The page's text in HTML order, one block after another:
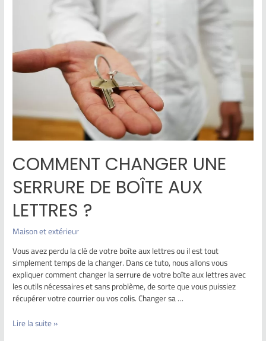
COMMENT CHANGER UNE
SERRURE DE BOÎTE AUX
LETTRES ?
Maison et extérieur
Vous avez perdu la clé de votre boîte aux lettres ou il est tout
simplement temps de la changer. Dans ce tuto, nous allons vous
expliquer comment changer la serrure de votre boîte aux lettres avec
les outils nécessaires et sans problème, de sorte que vous puissiez
récupérer votre courrier ou vos colis. Changer sa …
Lire la suite »